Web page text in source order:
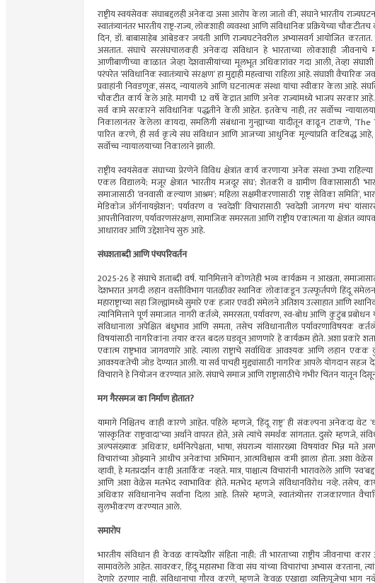
राष्ट्रीय स्वयंसेवक संघाबद्दलही अनेकदा असा आरोप केला जातो की, संघाने भारतीय
स्वातंत्र्यानंतर भारतीय राष्ट्र-राज्य, लोकशाही व्यवस्था आणि संविधानिक प्रक्रियेच्या
दिन, डॉ. बाबासाहेब आंबेडकर जयंती आणि राज्यघटनेवरील अभ्यासवर्ग आयोजित
असतात. संघाचे सरसंघचालकही अनेकदा संविधान हे भारताच्या लोकशाही जीवनाचे
आणीबाणीच्या काळात जेव्हा देशवासीयांच्या मूलभूत अधिकारांवर गदा आली, तेव्हा
परंपरेत ‘संविधानिक स्वातंत्र्याचे संरक्षण’ हा मुद्दाही महत्त्वाचा राहिला आहे. संघाशी
प्रवाहांनी निवडणूक, संसद, न्यायालये आणि घटनात्मक संस्था यांचा स्वीकार केला आहे.
चौकटीत कार्य केले आहे. मागची 12 वर्षे केंद्रात आणि अनेक राज्यांमध्ये भाजप सरकार आहे.
सर्व कामे सरकारने संविधानिक पद्धतीने केली आहेत. इतकेच नाही, तर सर्वोच्च
निकालानंतर केलेला कायदा, समलिंगी संबंधाना गुन्ह्याच्या यादीतून काढून टाकणे,
पारित करणे, ही सर्व कृत्ये संघ संविधान आणि आजच्या आधुनिक मूल्यांप्रति कटिबद्ध आहे,
सर्वोच्च न्यायालयाच्या निकालाने झाली.
राष्ट्रीय स्वयंसेवक संघाच्या प्रेरणेने विविध क्षेत्रांत कार्य करणार्‍या अनेक संस्था उभ्या राहिल्या
एकल विद्यालये; मजूर क्षेत्रात ‘भारतीय मजदूर संघ’; शेतकरी व ग्रामीण विकासासाठी
समाजासाठी ‘वनवासी कल्याण आश्रम’; महिला सक्षमीकरणासाठी ‘राष्ट्र सेविका समिति’,
मेडिकोज ऑर्गनायझेशन’; पर्यावरण व ‘स्वदेशी’ विचारासाठी ‘स्वदेशी जागरण मंच’
आपत्तीनिवारण, पर्यावरणसंरक्षण, सामाजिक समरसता आणि राष्ट्रीय एकात्मता या क्षेत्रांत
आधारावर आणि उद्देशानेच सुरु आहे.
संघशताब्दी आणि पंचपरिवर्तन
2025-26 हे संघाचे शताब्दी वर्ष. यानिमित्ताने कोणतेही भव्य कार्यक्रम न आखता,
देशभरात अगदी लहान वस्तीविभाग पातळीवर स्थानिक लोकांकडून उत्स्फूर्तपणे हिंदू
महाराष्ट्राच्या सहा जिल्ह्यांमध्ये सुमारे एक हजार एवढी संमेलने अतिशय उत्साहात आणि
त्यानिमित्ताने पूर्ण समाजात नागरी कर्तव्ये, समरसता, पर्यावरण, स्व-बोध आणि कुटुंब
संविधानाला अपेक्षित बंधुभाव आणि समता, तसेच संविधानातील पर्यावरणाविषयक
विषयांसाठी नागरिकांना तयार करत बदल घडवून आणणारे हे कार्यक्रम होते. अशा प्रकारे
एकात्म राष्ट्रभाव जागवणारे आहे. त्याला राष्ट्राचे सर्वाधिक आवश्यक आणि लहान एकक
आवश्यकतेची जोड देण्यात आली. या सर्व पाचही मुद्द्यांसाठी नागरिक आपले योगदान
विचाराने हे नियोजन करण्यात आले. संघाचे समाज आणि राष्ट्रासाठीचे गंभीर चिंतन यातून
मग गैरसमज का निर्माण होतात?
यामागे निश्चितच काही कारणे आहेत. पहिले म्हणजे, ‘हिंदू राष्ट्र’ ही संकल्पना अनेकदा थेट
‘सांस्कृतिक राष्ट्रवादा’च्या अर्थाने वापरत होते, असे त्यांचे समर्थक सांगतात. दुसरे म्हणजे,
अल्पसंख्याक अधिकार, धर्मनिरपेक्षता, भाषा, संघराज्य यांसारख्या विषयांवर भिन्न
विचारांच्या ओझ्याने आधीच अनेकांचा अभिमान, आत्मविश्वास कमी झाला होता. अशा वेळेस
व्हावी, हे मतप्रदर्शन काही अतार्किक नव्हते. मात्र, पाश्चात्य विचारांनी भारावलेले आणि
आणि अशा वेळेस मतभेद स्वाभाविक होते. मतभेद म्हणजे संविधानविरोध नव्हे. तसेच,
अधिकार संविधानानेच सर्वांना दिला आहे. तिसरे म्हणजे, स्वातंत्र्योत्तर राजकारणात
सुलभीकरण करण्यात आले.
समारोप
भारतीय संविधान ही केवळ कायदेशीर संहिता नाही; ती भारताच्या राष्ट्रीय जीवनाचा
सामावलेले आहेत. सावरकर, हिंदू महासभा किंवा संघ यांच्या विचारांचा अभ्यास करताना,
देणारे ठरणार नाही. संविधानाचा गौरव करणे, म्हणजे केवळ एखाद्या व्यक्तिपूजेचा भाग